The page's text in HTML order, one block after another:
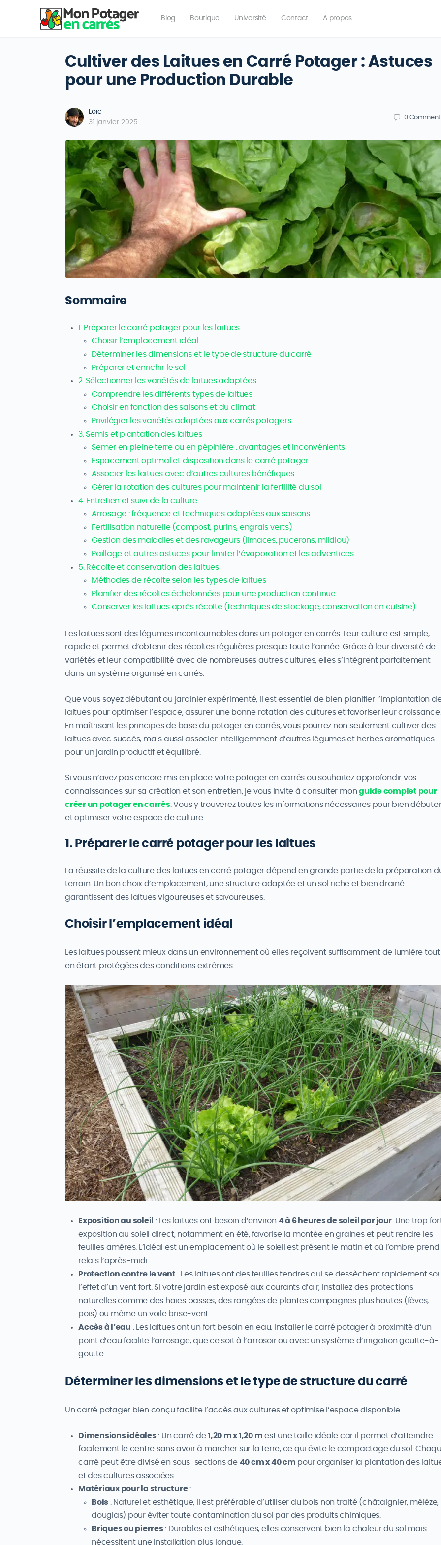
Blog Boutique Université Contact A propos
Cultiver des Laitues en Carré Potager : Astuces
pour une Production Durable
Loïc
31 janvier 2025
0
Sommaire
1. Préparer le carré potager pour les laitues
Choisir l’emplacement idéal
Déterminer les dimensions et le type de structure du carré
Préparer et enrichir le sol
2. Sélectionner les variétés de laitues adaptées
Comprendre les différents types de laitues
Choisir en fonction des saisons et du climat
Privilégier les variétés adaptées aux carrés potagers
3. Semis et plantation des laitues
Semer en pleine terre ou en pépinière : avantages et inconvénients
Espacement optimal et disposition dans le carré potager
Associer les laitues avec d’autres cultures bénéfiques
Gérer la rotation des cultures pour maintenir la fertilité du sol
4. Entretien et suivi de la culture
Arrosage : fréquence et techniques adaptées aux saisons
Fertilisation naturelle (compost, purins, engrais verts)
Gestion des maladies et des ravageurs (limaces, pucerons, mildiou)
Paillage et autres astuces pour limiter l’évaporation et les adventices
5. Récolte et conservation des laitues
Méthodes de récolte selon les types de laitues
Planifier des récoltes échelonnées pour une production continue
Conserver les laitues après récolte (techniques de stockage, conservation en cuisine)
Les laitues sont des légumes incontournables dans un potager en carrés. Leur culture est simple,
rapide et permet d’obtenir des récoltes régulières presque toute l’année. Grâce à leur diversité de
variétés et leur compatibilité avec de nombreuses autres cultures, elles s’intègrent parfaitement
dans un système organisé en carrés.
Que vous soyez débutant ou jardinier expérimenté, il est essentiel de bien planifier l’implantation
laitues pour optimiser l’espace, assurer une bonne rotation des cultures et favoriser leur croissance.
En maîtrisant les principes de base du potager en carrés, vous pourrez non seulement cultiver des
laitues avec succès, mais aussi associer intelligemment d’autres légumes et herbes aromatiques
pour un jardin productif et équilibré.
Si vous n’avez pas encore mis en place votre potager en carrés ou souhaitez approfondir vos
connaissances sur sa création et son entretien, je vous invite à consulter monguide complet pour
créer un potager en carrés. Vous y trouverez toutes les informations nécessaires pour bien débuter
et optimiser votre espace de culture.
1. Préparer le carré potager pour les laitues
La réussite de la culture des laitues en carré potager dépend en grande partie de la préparation
terrain. Un bon choix d’emplacement, une structure adaptée et un sol riche et bien drainé
garantissent des laitues vigoureuses et savoureuses.
Choisir l’emplacement idéal
Les laitues poussent mieux dans un environnement où elles reçoivent suffisamment de lumière tout
en étant protégées des conditions extrêmes.
Exposition au soleil : Les laitues ont besoin d’environ 4 à 6 heures de soleil par jour . Une trop
exposition au soleil direct, notamment en été, favorise la montée en graines et peut rendre les
feuilles amères. L’idéal est un emplacement où le soleil est présent le matin et où l’ombre prend
relais l’après-midi.
Protection contre le vent : Les laitues ont des feuilles tendres qui se dessèchent rapidement
l’effet d’un vent fort. Si votre jardin est exposé aux courants d’air, installez des protections
naturelles comme des haies basses, des rangées de plantes compagnes plus hautes (fèves,
pois) ou même un voile brise-vent.
Accès à l’eau : Les laitues ont un fort besoin en eau. Installer le carré potager à proximité d’un
point d’eau facilite l’arrosage, que ce soit à l’arrosoir ou avec un système d’irrigation goutte-à-
goutte.
Déterminer les dimensions et le type de structure du carré
Un carré potager bien conçu facilite l’accès aux cultures et optimise l’espace disponible.
Dimensions idéales: Un carré de1,20 m x 1,20 m est une taille idéale car il permet d’atteindre
facilement le centre sans avoir à marcher sur la terre, ce qui évite le compactage du sol.
carré peut être divisé en sous-sections de 40 cm x 40 cm pour organiser la plantation des
et des cultures associées.
Matériaux pour la structure:
Bois : Naturel et esthétique, il est préférable d’utiliser du bois non traité (châtaignier, mélèze,
douglas) pour éviter toute contamination du sol par des produits chimiques.
Briques ou pierres: Durables et esthétiques, elles conservent bien la chaleur du sol mais
nécessitent une installation plus longue.